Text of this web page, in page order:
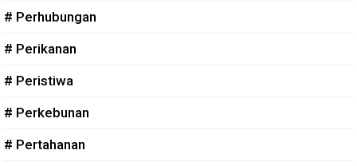
# Perhubungan
# Perikanan
# Peristiwa
# Perkebunan
# Pertahanan